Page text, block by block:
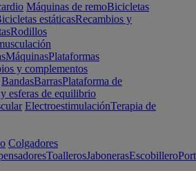
Máquinas de remoBicicletas
estáticasRecambios y
Rodillos
MáquinasPlataformas
y complementos
BandasBarrasPlataforma de
esferas de equilibrio
ElectroestimulaciónTerapia de
Colgadores
ToallerosJabonerasEscobillero